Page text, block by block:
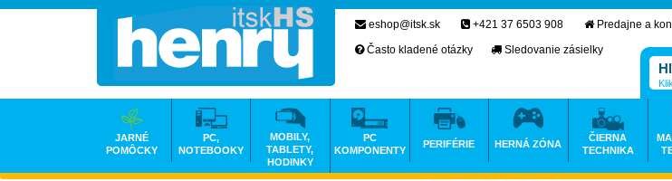
eshop@itsk.sk +421 37 6503 908
Predajne a
Často kladené otázky
Sledovanie zásielky
JARNÉ
POMÔCKY
PC,
NOTEBOOKY
MOBILY,
TABLETY,
HODINKY
PC
KOMPONENTY
PERIFÉRIE HERNÁ ZÓNA
ČIERNA
TECHNIKA